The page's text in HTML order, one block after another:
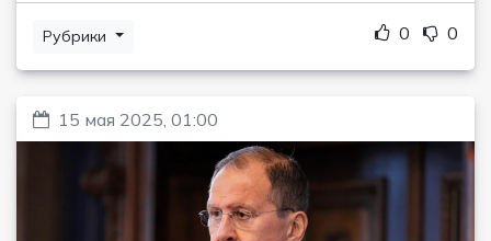
Рубрики 0 0
15 мая 2025, 01:00